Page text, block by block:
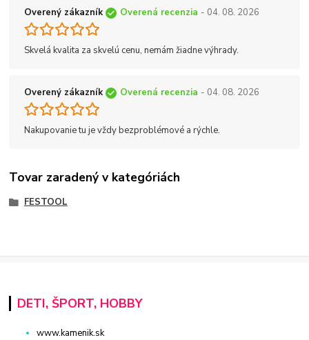
Overený zákazník Overená recenzia - 04. 08. 2026
Skvelá kvalita za skvelú cenu, nemám žiadne výhrady.
Overený zákazník Overená recenzia - 04. 08. 2026
Nakupovanie tu je vždy bezproblémové a rýchle.
Tovar zaradený v kategóriách
FESTOOL
DETI, ŠPORT, HOBBY
www.kamenik.sk